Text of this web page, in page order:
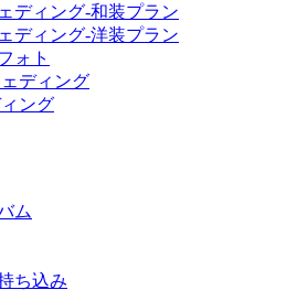
ディング-和装プラン
ディング-洋装プラン
ォト
ディング
ング
ム
ち込み